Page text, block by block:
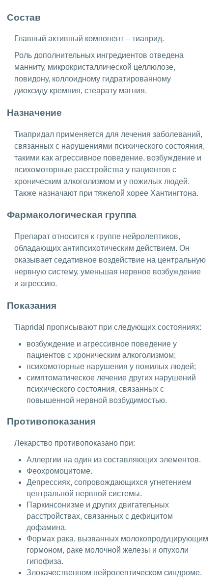
Состав
Главный активный компонент – тиаприд.
Роль дополнительных ингредиентов отведена
манниту, микрокристаллической целлюлозе,
повидону, коллоидному гидратированному
диоксиду кремния, стеарату магния.
Назначение
Тиапридал применяется для лечения заболеваний,
связанных с нарушениями психического состояния,
такими как агрессивное поведение, возбуждение и
психомоторные расстройства у пациентов с
хроническим алкоголизмом и у пожилых людей.
Также назначают при тяжелой хорее Хантингтона.
Фармакологическая группа
Препарат относится к группе нейролептиков,
обладающих антипсихотическим действием. Он
оказывает седативное воздействие на центральную
нервную систему, уменьшая нервное возбуждение
и агрессию.
Показания
Tiapridal прописывают при следующих состояниях:
возбуждение и агрессивное поведение у
пациентов с хроническим алкоголизмом;
психомоторные нарушения у пожилых людей;
симптоматическое лечение других нарушений
психического состояния, связанных с
повышенной нервной возбудимостью.
Противопоказания
Лекарство противопоказано при:
Аллергии на один из составляющих элементов.
Феохромоцитоме.
Депрессиях, сопровождающихся угнетением
центральной нервной системы.
Паркинсонизме и других двигательных
расстройствах, связанных с дефицитом
дофамина.
Формах рака, вызванных молокопродуцирующим
гормоном, раке молочной железы и опухоли
гипофиза.
Злокачественном нейролептическом синдроме.